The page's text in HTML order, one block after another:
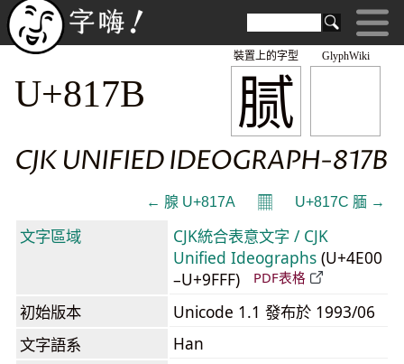
GlyphWiki
腻
裝置上的字型
U+817B
CJK UNIFIED IDEOGRAPH-817B
← 腺 U+817A 𝄜 U+817C 腼 →
文字區域
CJK統合表意文字 / CJK
Unified Ideographs (U+4E00
–U+9FFF)
PDF表格
初始版本
Unicode 1.1 發布於 1993/06
文字語系
Han